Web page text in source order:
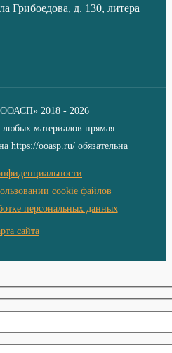
Грибоедова, д. 130, литера
2018 - 2026
материалов прямая
https://ooasp.ru/ обязательна
cookie файлов
персональных данных
сайта